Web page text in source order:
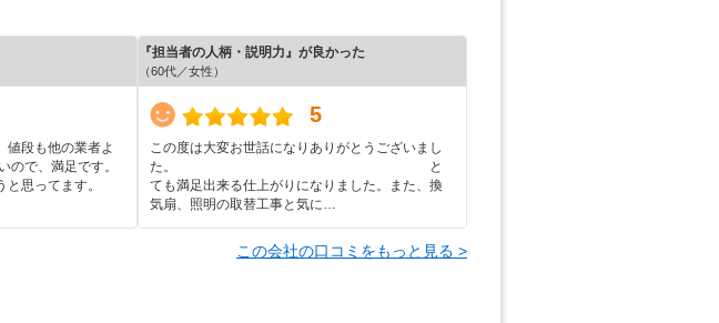
値段も他の業者よ
ので、満足です。
思ってます。
『担当者の人柄・説明力』が良かった
（60代／女性）
5
この度は大変お世話になりありがとうございまし
た。 と
ても満足出来る仕上がりになりました。また、換
気扇、照明の取替工事と気に…
この会社の口コミをもっと見る >